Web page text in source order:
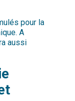
pour la
A
aussi